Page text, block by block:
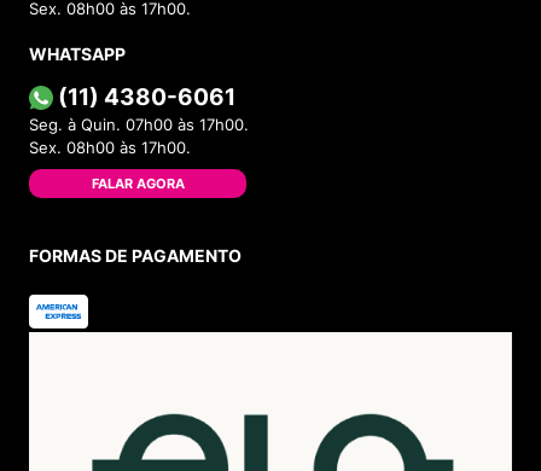
Sex. 08h00 às 17h00.
WHATSAPP
(11) 4380-6061
Seg. à Quin. 07h00 às 17h00.
Sex. 08h00 às 17h00.
FALAR AGORA
FORMAS DE PAGAMENTO